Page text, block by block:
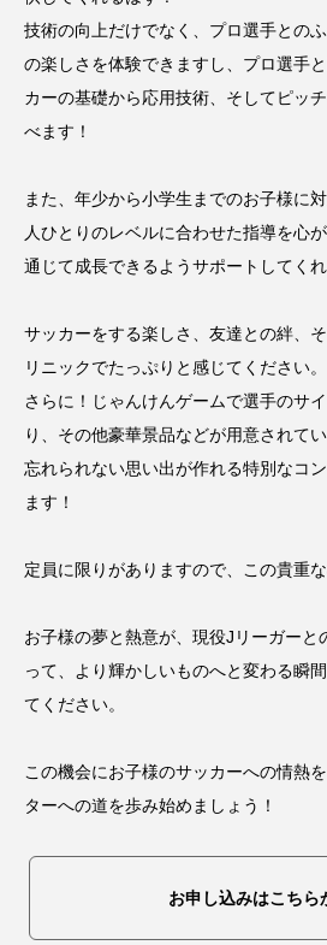
山口県岩国市 広島市佐伯区
日本代表 日程 暑さ対
練習 習い事 背中
腕 腕立て伏せ 腰
選手 選手村 野球
開会式
技術の向上だけでなく、プロ選手との
の楽しさを体験できますし、プロ選手
カーの基礎から応用技術、そしてピッ
べます！
また、年少から小学生までのお子様に
人ひとりのレベルに合わせた指導を心
通じて成長できるようサポートしてくれ
サッカーをする楽しさ、友達との絆、
リニックでたっぷりと感じてください。
さらに！じゃんけんゲームで選手のサ
り、その他豪華景品などが用意されて
忘れられない思い出が作れる特別なコ
ます！
定員に限りがありますので、この貴重
お子様の夢と熱意が、現役Jリーガーと
って、より輝かしいものへと変わる瞬
てください。
この機会にお子様のサッカーへの情熱
ターへの道を歩み始めましょう！
お申し込みはこちら